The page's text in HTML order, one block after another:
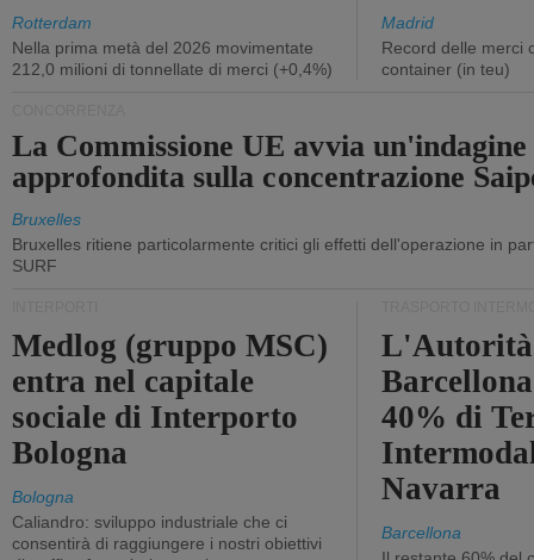
Rotterdam
Nella prima metà del 2026 movimentate
212,0 milioni di tonnellate di merci (+0,4%)
Madrid
Record delle merci
container (in teu)
La Commissione UE avvia un'indagine
approfondita sulla concentrazione
Bruxelles
Bruxelles ritiene particolarmente critici gli effetti dell'operazione in
SURF
Medlog (gruppo MSC)
entra nel capitale
sociale di Interporto
Bologna
Bologna
Caliandro: sviluppo industriale che ci
consentirà di raggiungere i nostri obiettivi
40% di
Navarra
Barcellona